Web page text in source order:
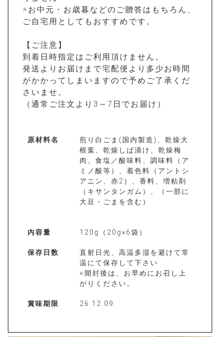
※お中元・お歳暮などのご贈答はもちろん、
ご自宅用としてもおすすめです。
【ご注意】
到着日時指定はご利用頂けません。
発送よりお届けまで宅配便より多少お時間
がかかってしまいますので予めご了承くだ
さいませ。
（通常ご注文より3～7日でお届け）
原材料名
煎り白ごま(国内製造)、乾燥大
根葉、乾燥しば漬け、乾燥梅
肉、食塩／酸味料、調味料（ア
ミノ酸等）、着色料（アントシ
アニン、赤2）、香料、増粘剤
（キサンタンガム）、（一部に
大豆・ごまを含む）
内容量 120g（20g×6袋）
保存日数
直射日光、高温多湿を避けて常
温にて保存して下さい
※開封後は、お早めにお召し上
がりください。
賞味期限 26.12.09